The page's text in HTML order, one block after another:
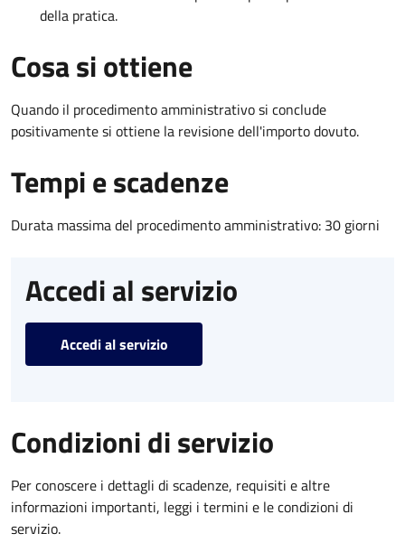
della pratica.
Cosa si ottiene
Quando il procedimento amministrativo si conclude
positivamente si ottiene la revisione dell'importo dovuto.
Tempi e scadenze
Durata massima del procedimento amministrativo: 30 giorni
Accedi al servizio
Accedi al servizio
Condizioni di servizio
Per conoscere i dettagli di scadenze, requisiti e altre
informazioni importanti, leggi i termini e le condizioni di
servizio.